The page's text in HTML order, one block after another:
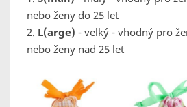
nebo ženy do 25 let
2. L(arge) - velký - vhodný pro
nebo ženy nad 25 let